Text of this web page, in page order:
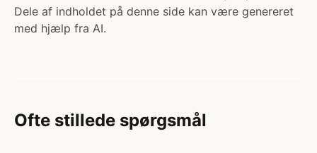
Dele af indholdet på denne side kan være genereret
med hjælp fra AI.
Ofte stillede spørgsmål